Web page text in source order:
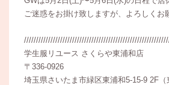
ご迷惑をお掛け致しますが、よろしくお
学生服リユース さくらや東浦和店
〒336-0926
埼玉県さいたま市緑区東浦和5-15-9 2F（